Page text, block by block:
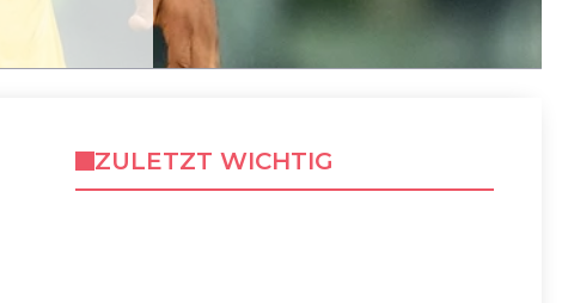
ZULETZT WICHTIG